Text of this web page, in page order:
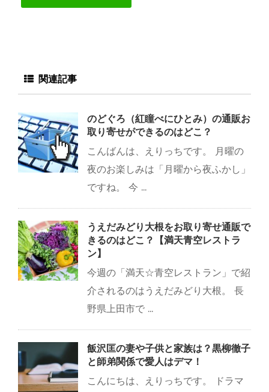
関連記事
のどぐろ（紅瞳べにひとみ）の通販お
取り寄せができるのはどこ？
こんばんは、えりっちです。 月曜の
夜のお楽しみは「月曜から夜ふかし」
ですね。 今 ...
うえだみどり大根をお取り寄せ通販で
きるのはどこ？【満天青空レストラ
ン】
今週の「満天☆青空レストラン」で紹
介されるのはうえだみどり大根。 長
野県上田市で ...
飯沢匡の妻や子供と家族は？黒柳徹子
と師弟関係で愛人はデマ！
こんにちは、えりっちです。 ドラマ